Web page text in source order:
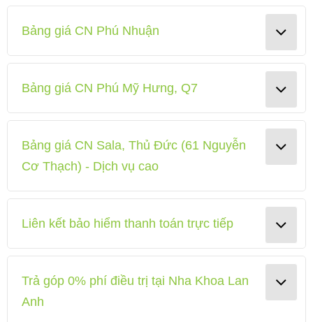
Bảng giá CN Phú Nhuận
Bảng giá CN Phú Mỹ Hưng, Q7
Bảng giá CN Sala, Thủ Đức (61 Nguyễn
Cơ Thạch) - Dịch vụ cao
Liên kết bảo hiểm thanh toán trực tiếp
Trả góp 0% phí điều trị tại Nha Khoa Lan
Anh